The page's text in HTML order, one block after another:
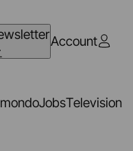
Account
JobsTelevision